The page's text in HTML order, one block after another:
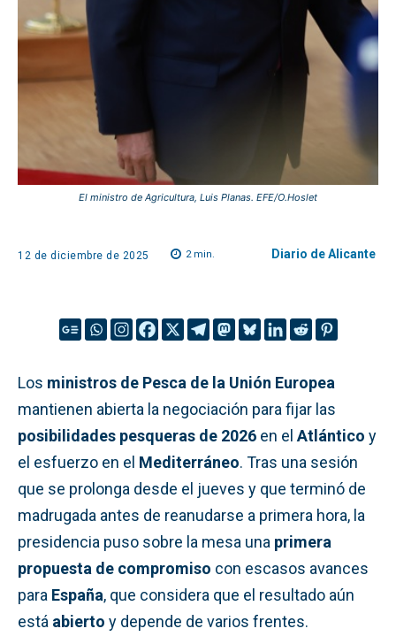
El ministro de Agricultura, Luis Planas. EFE/O.Hoslet
12 de diciembre de 2025 2min. Diario de Alicante
Los ministros de Pesca de la Unión Europea
mantienen abierta la negociación para fijar las
posibilidades pesqueras de 2026 en el Atlántico y
el esfuerzo en el Mediterráneo. Tras una sesión
que se prolonga desde el jueves y que terminó de
madrugada antes de reanudarse a primera hora, la
presidencia puso sobre la mesa una primera
propuesta de compromiso con escasos avances
para España, que considera que el resultado aún
está abierto y depende de varios frentes.